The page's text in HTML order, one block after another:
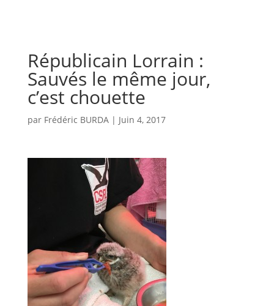
Républicain Lorrain :
Sauvés le même jour,
c’est chouette
par Frédéric BURDA| Juin 4, 2017